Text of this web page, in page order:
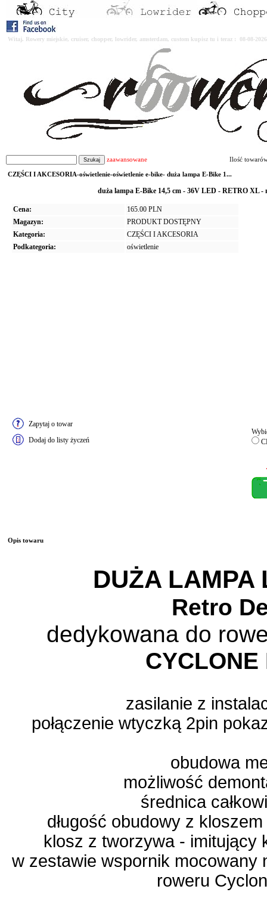
Witaj. Rowery miejskie, cruiser, chopper, lowrider, amsterdam, custom kupisz tu i teraz : 08-08-
zaawansowane Ilość
CZĘŚCI I AKCESORIA-oświetlenie-oświetlenie e-bike- duża lampa E-Bike 1...
duża lampa E-Bike 14,5 cm - 36V LED - RETRO XL
Cena:
165.00 PLN
Magazyn:
PRODUKT DOSTĘPNY
Kategoria:
CZĘŚCI I AKCESORIA
Podkategoria:
oświetlenie
Zapytaj o towar
Dodaj do listy życzeń
Opis towaru
DUŻA LAMPA
Retro
dedykowana do
CYCLONE
zasilanie z
połączenie wtyczką 2pin
obudowa
możliwość
średnica
długość obudowy z
klosz z tworzywa - imitujący
w zestawie wspornik mocowany
roweru